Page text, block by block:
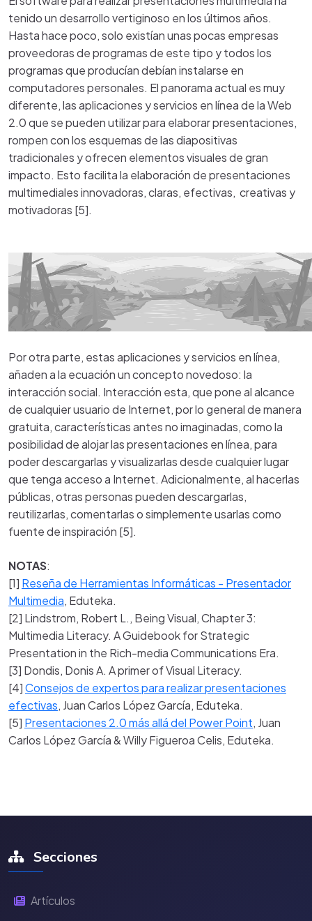
tenido un desarrollo vertiginoso en los últimos años.
Hasta hace poco, solo existían unas pocas empresas
proveedoras de programas de este tipo y todos los
programas que producían debían instalarse en
computadores personales. El panorama actual es muy
diferente, las aplicaciones y servicios en línea de la Web
2.0 que se pueden utilizar para elaborar presentaciones,
rompen con los esquemas de las diapositivas
tradicionales y ofrecen elementos visuales de gran
impacto. Esto facilita la elaboración de presentaciones
multimediales innovadoras, claras, efectivas, creativas y
motivadoras [5].
Por otra parte, estas aplicaciones y servicios en línea,
añaden a la ecuación un concepto novedoso: la
interacción social. Interacción esta, que pone al alcance
de cualquier usuario de Internet, por lo general de manera
gratuita, características antes no imaginadas, como la
posibilidad de alojar las presentaciones en línea, para
poder descargarlas y visualizarlas desde cualquier lugar
que tenga acceso a Internet. Adicionalmente, al hacerlas
públicas, otras personas pueden descargarlas,
reutilizarlas, comentarlas o simplemente usarlas como
fuente de inspiración [5].
NOTAS:
[1] Reseña de Herramientas Informáticas - Presentador
Multimedia, Eduteka.
[2] Lindstrom, Robert L., BeingVisual,Chapter3:
Multimedia Literacy. AGuidebookforStrategic
Presentationin the Rich-mediaCommunications Era.
[3] Dondis, DonisA. A primerofVisual Literacy.
[4]Consejos de expertos para realizar presentaciones
efectivas, Juan Carlos López García, Eduteka.
[5] Presentaciones 2.0 más allá del Power Point, Juan
Carlos López García &WillyFigueroaCelis, Eduteka.
Secciones
Artículos